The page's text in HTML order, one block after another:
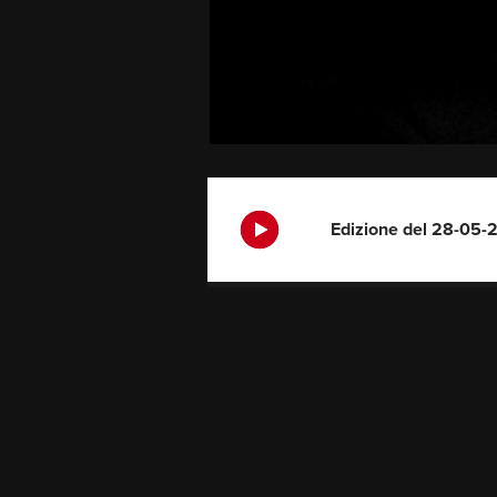
Edizione del 28-05-